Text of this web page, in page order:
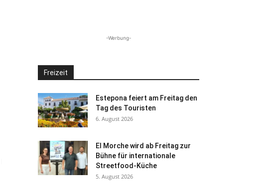
-Werbung-
Freizeit
Estepona feiert am Freitag den
Tag des Touristen
6. August 2026
El Morche wird ab Freitag zur
Bühne für internationale
Streetfood-Küche
5. August 2026